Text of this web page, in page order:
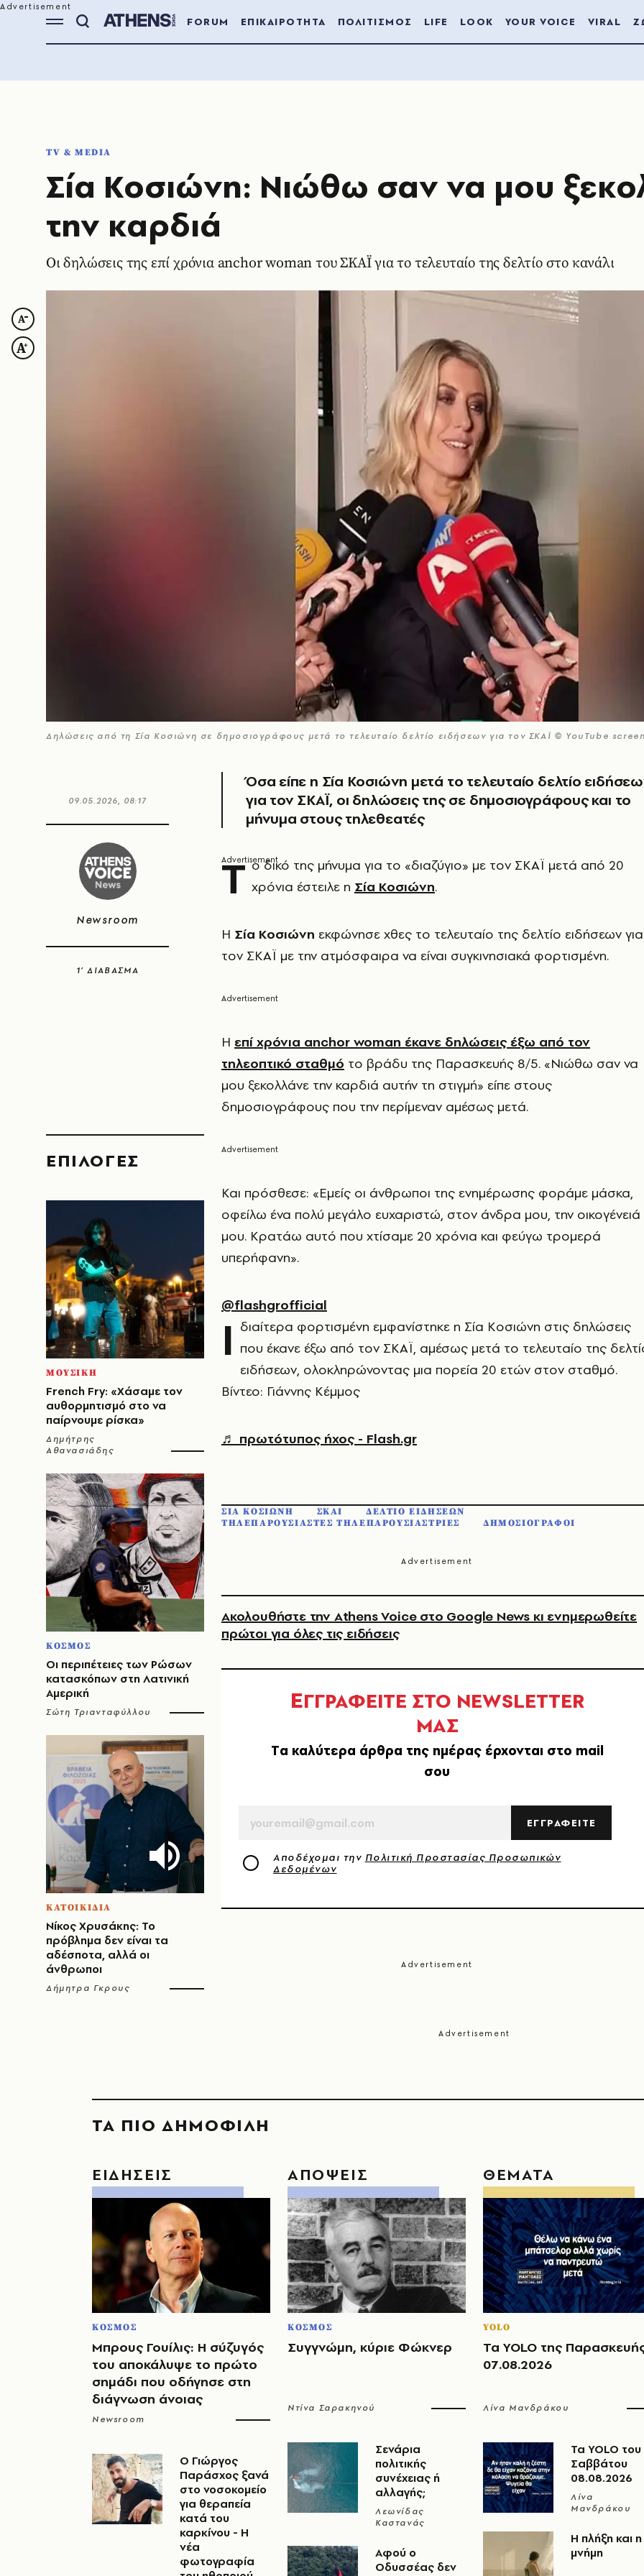
FORUM ΕΠΙΚΑΙΡΟΤΗΤΑ ΠΟΛΙΤΙΣΜΟΣ LIFE LOOK YOUR VOICE VIRAL
TV & MEDIA
Σία Κοσιώνη: Νιώθω σαν να μου
την καρδιά
Οι δηλώσεις της επί χρόνια anchor woman του ΣΚΑΪ για το τελευταίο της δελτίο στο κανάλι
Δηλώσεις από τη Σία Κοσιώνη σε δημοσιογράφους μετά το τελευταίο δελτίο ειδήσεων για τον ΣΚΑΪ © YouTube
09.05.2026, 08:17
Newsroom
1’ ΔΙΑΒΑΣΜΑ
EΠΙΛΟΓΈΣ
ΜΟΥΣΙΚΗ
French Fry: «Χάσαμε τον
αυθορμητισμό στο να
παίρνουμε ρίσκα»
Δημήτρης
Αθανασιάδης
ΚΟΣΜΟΣ
Οι περιπέτειες των Ρώσων
κατασκόπων στη Λατινική
Αμερική
Σώτη Τριανταφύλλου
ΚΑΤΟΙΚΙΔΙΑ
Νίκος Χρυσάκης: Το
πρόβλημα δεν είναι τα
αδέσποτα, αλλά οι
άνθρωποι
Δήμητρα Γκρους
Όσα είπε η Σία Κοσιώνη μετά το τελευταίο δελτίο
για τον ΣΚΑΪ, οι δηλώσεις της σε δημοσιογράφους και το
μήνυμα στους τηλεθεατές
Τ ο δικό της μήνυμα για το «διαζύγιο» με τον ΣΚΑΪ μετά από 20
χρόνια έστειλε η Σία Κοσιώνη.
Η Σία Κοσιώνη εκφώνησε χθες το τελευταίο της δελτίο ειδήσεων για
τον ΣΚΑΪ με την ατμόσφαιρα να είναι συγκινησιακά φορτισμένη.
Η επί χρόνια anchor woman έκανε δηλώσεις έξω από τον
τηλεοπτικό σταθμό το βράδυ της Παρασκευής 8/5. «Νιώθω σαν να
μου ξεκολλάνε την καρδιά αυτήν τη στιγμή» είπε στους
δημοσιογράφους που την περίμεναν αμέσως μετά.
Και πρόσθεσε: «Εμείς οι άνθρωποι της ενημέρωσης φοράμε μάσκα,
οφείλω ένα πολύ μεγάλο ευχαριστώ, στον άνδρα μου, την οικογένειά
μου. Κρατάω αυτό που χτίσαμε 20 χρόνια και φεύγω τρομερά
υπερήφανη».
@flashgrofficial
I διαίτερα φορτισμένη εμφανίστηκε η Σία Κοσιώνη στις δηλώσεις
που έκανε έξω από τον ΣΚΑΪ, αμέσως μετά το τελευταίο της
ειδήσεων, ολοκληρώνοντας μια πορεία 20 ετών στον σταθμό.
Βίντεο: Γιάννης Κέμμος
♬ πρωτότυπος ήχος - Flash.gr
ΣΙΑ ΚΟΣΙΩΝΗ ΣΚΑΙ
ΔΕΛΤΙΟ ΕΙΔΗΣΕΩΝ
ΤΗΛΕΠΑΡΟΥΣΙΑΣΤΕΣ ΤΗΛΕΠΑΡΟΥΣΙΑΣΤΡΙΕΣ
ΔΗΜΟΣΙΟΓΡΑΦΟΙ
Ακολουθήστε την Athens Voice στο Google News κι ενημερωθείτε
πρώτοι για όλες τις ειδήσεις
ΕΓΓΡΑΦΕΙΤΕ ΣΤΟ NEWSLETTER
ΜΑΣ
Tα καλύτερα άρθρα της ημέρας έρχονται στο mail
σου
ΕΓΓΡΑΦΕΙΤΕ
Αποδέχομαι την Πολιτική Προστασίας Προσωπικών
Δεδομένων
ΤΑ ΠΙΟ ΔΗΜΟΦΙΛΗ
ΕΙΔΗΣΕΙΣ
ΚΟΣΜΟΣ
Μπρους Γουίλις: Η σύζυγός
του αποκάλυψε το πρώτο
σημάδι που οδήγησε στη
διάγνωση άνοιας
Newsroom
O Γιώργος
Παράσχος ξανά
στο νοσοκομείο
για θεραπεία
κατά του
καρκίνου - Η
νέα
φωτογραφία
ΑΠΟΨΕΙΣ
ΚΟΣΜΟΣ
Συγγνώμη, κύριε Φώκνερ
Ντίνα Σαρακηνού
Σενάρια
πολιτικής
συνέχειας ή
αλλαγής;
Λεωνίδας
Καστανάς
Αφού ο
Οδυσσέας δεν
ΘΕΜΑΤΑ
YOLO
Τα YOLO της
07.08.2026
Λίνα Μανδράκου
Τα YOLO του
Σαββάτου
08.08.2026
Λίνα
Μανδράκου
Η πλήξη και η
μνήμη